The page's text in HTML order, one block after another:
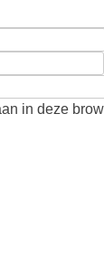
in deze